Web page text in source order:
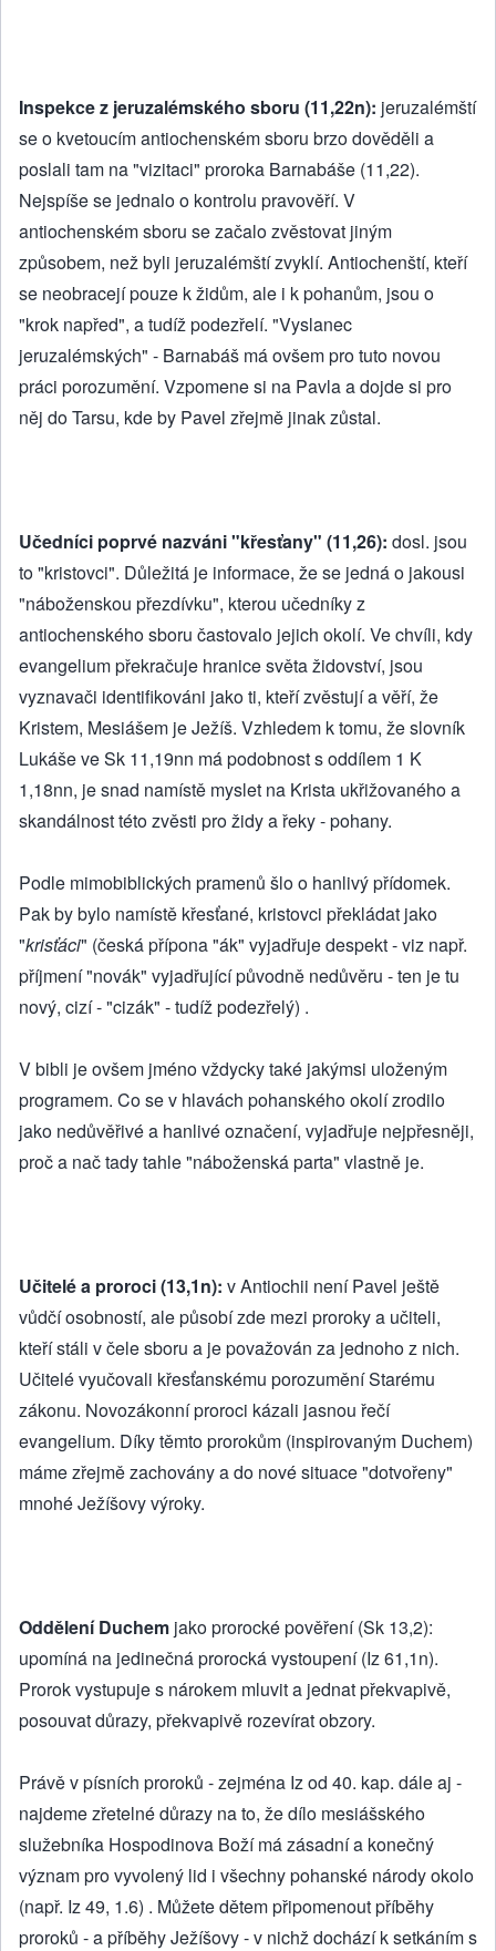
Inspekce z jeruzalémského sboru (11,22n): jeruzalémští
se o kvetoucím antiochenském sboru brzo dověděli a
poslali tam na "vizitaci" proroka Barnabáše (11,22).
Nejspíše se jednalo o kontrolu pravověří. V
antiochenském sboru se začalo zvěstovat jiným
způsobem, než byli jeruzalémští zvyklí. Antiochenští, kteří
se neobracejí pouze k židům, ale i k pohanům, jsou o
"krok napřed", a tudíž podezřelí. "Vyslanec
jeruzalémských" - Barnabáš má ovšem pro tuto novou
práci porozumění. Vzpomene si na Pavla a dojde si pro
něj do Tarsu, kde by Pavel zřejmě jinak zůstal.
Učedníci poprvé nazváni "křesťany" (11,26): dosl. jsou
to "kristovci". Důležitá je informace, že se jedná o jakousi
"náboženskou přezdívku", kterou učedníky z
antiochenského sboru častovalo jejich okolí. Ve chvíli, kdy
evangelium překračuje hranice světa židovství, jsou
vyznavači identifikováni jako ti, kteří zvěstují a věří, že
Kristem, Mesiášem je Ježíš. Vzhledem k tomu, že slovník
Lukáše ve Sk 11,19nn má podobnost s oddílem 1 K
1,18nn, je snad namístě myslet na Krista ukřižovaného a
skandálnost této zvěsti pro židy a řeky - pohany.
Podle mimobiblických pramenů šlo o hanlivý přídomek.
Pak by bylo namístě křesťané, kristovci překládat jako
"krisťáci" (česká přípona "ák" vyjadřuje despekt - viz např.
příjmení "novák" vyjadřující původně nedůvěru - ten je tu
nový, cizí - "cizák" - tudíž podezřelý) .
V bibli je ovšem jméno vždycky také jakýmsi uloženým
programem. Co se v hlavách pohanského okolí zrodilo
jako nedůvěřivé a hanlivé označení, vyjadřuje nejpřesněji,
proč a nač tady tahle "náboženská parta" vlastně je.
Učitelé a proroci (13,1n): v Antiochii není Pavel ještě
vůdčí osobností, ale působí zde mezi proroky a učiteli,
kteří stáli v čele sboru a je považován za jednoho z nich.
Učitelé vyučovali křesťanskému porozumění Starému
zákonu. Novozákonní proroci kázali jasnou řečí
evangelium. Díky těmto prorokům (inspirovaným Duchem)
máme zřejmě zachovány a do nové situace "dotvořeny"
mnohé Ježíšovy výroky.
Oddělení Duchem jako prorocké pověření (Sk 13,2):
upomíná na jedinečná prorocká vystoupení (Iz 61,1n).
Prorok vystupuje s nárokem mluvit a jednat překvapivě,
posouvat důrazy, překvapivě rozevírat obzory.
Právě v písních proroků - zejména Iz od 40. kap. dále aj -
najdeme zřetelné důrazy na to, že dílo mesiášského
služebníka Hospodinova Boží má zásadní a konečný
význam pro vyvolený lid i všechny pohanské národy okolo
(např. Iz 49, 1.6) . Můžete dětem připomenout příběhy
proroků - a příběhy Ježíšovy - v nichž dochází k setkáním s